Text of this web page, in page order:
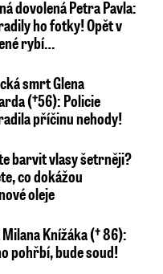
dovolená Petra Pavla:
ho fotky! Opět v
rybí…
smrt Glena
(†56): Policie
příčinu nehody!
barvit vlasy šetrněji?
co dokážou
oleje
Knížáka († 86):
pohřbí, bude soud!